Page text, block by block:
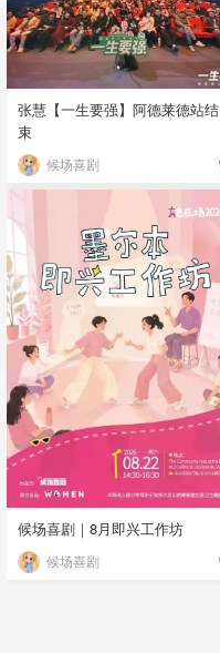
张慧【一生要强】阿德莱德站结
束
候场喜剧
候场喜剧｜8月即兴工作坊
候场喜剧